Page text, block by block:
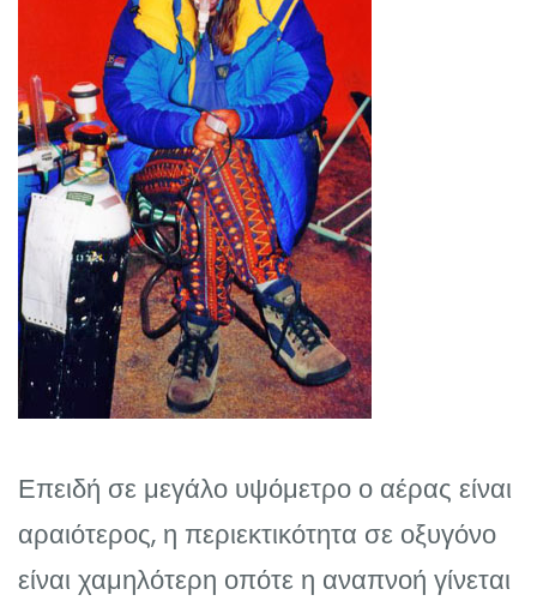
Επειδή σε μεγάλο υψόμετρο ο αέρας είναι
αραιότερος, η περιεκτικότητα σε οξυγόνο
είναι χαμηλότερη οπότε η αναπνοή γίνεται